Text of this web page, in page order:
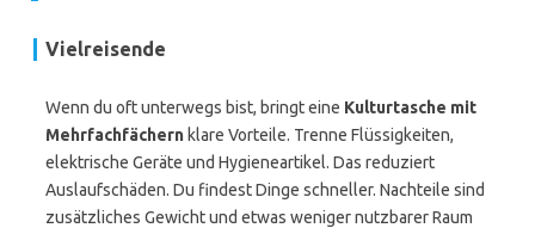
Vielreisende
Wenn du oft unterwegs bist, bringt eine Kulturtasche mit
Mehrfachfächern klare Vorteile. Trenne Flüssigkeiten,
elektrische Geräte und Hygieneartikel. Das reduziert
Auslaufschäden. Du findest Dinge schneller. Nachteile sind
zusätzliches Gewicht und etwas weniger nutzbarer Raum